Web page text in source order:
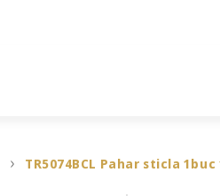
TR5074BCL Pahar sticla 1buc